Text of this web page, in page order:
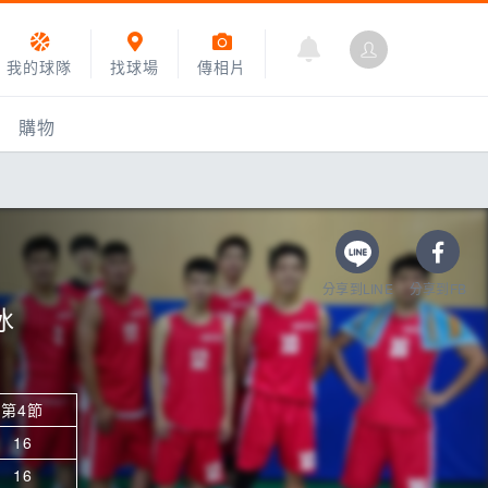
傳相片
找球場
我的球隊
聯盟
練
購物
分享到LINE 分享到FB
第4節
16
16